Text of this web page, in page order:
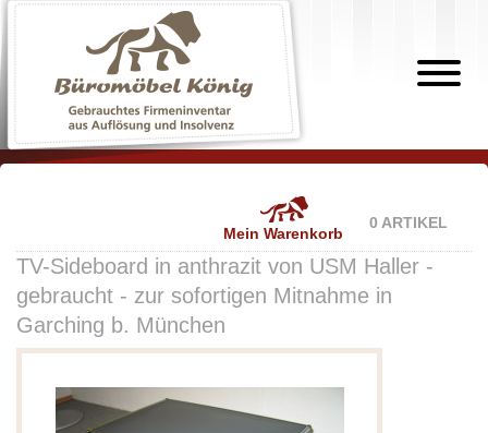
Mein Warenkorb
0 ARTIKEL
TV-Sideboard in anthrazit von USM Haller -
gebraucht - zur sofortigen Mitnahme in
Garching b. München